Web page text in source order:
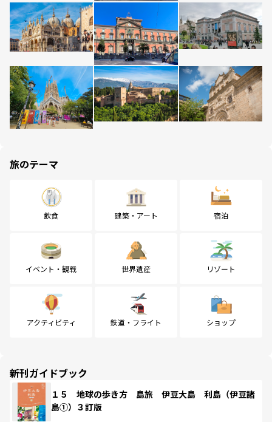
旅のテーマ
飲食 建築・アート 宿泊
イベント・観戦 世界遺産 リゾート
アクティビティ 鉄道・フライト ショップ
新刊ガイドブック
１５ 地球の歩き方 島旅 伊豆大島 利島（伊豆諸
島①）３訂版